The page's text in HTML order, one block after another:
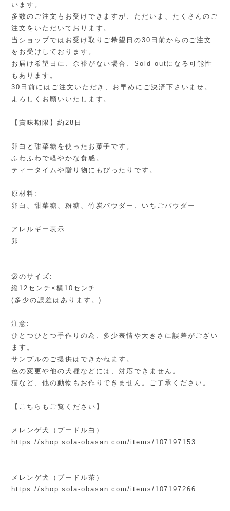
います。
多数のご注文もお受けできますが、ただいま、たくさんのご
注文をいただいております。
当ショップではお受け取りご希望日の30日前からのご注文
をお受けしております。
お届け希望日に、余裕がない場合、Sold outになる可能性
もあります。
30日前にはご注文いただき、お早めにご決済下さいませ。
よろしくお願いいたします。
【賞味期限】約28日
卵白と甜菜糖を使ったお菓子です。
ふわふわで軽やかな食感。
ティータイムや贈り物にもぴったりです。
原材料:
卵白、甜菜糖、粉糖、竹炭パウダー、いちごパウダー
アレルギー表示:
卵
袋のサイズ:
縦12センチ×横10センチ
(多少の誤差はあります。)
注意:
ひとつひとつ手作りの為、多少表情や大きさに誤差がござい
ます。
サンプルのご提供はできかねます。
色の変更や他の犬種などには、対応できません。
猫など、他の動物もお作りできません。ご了承ください。
【こちらもご覧ください】
メレンゲ犬（プードル白）
https://shop.sola-obasan.com/items/107197153
メレンゲ犬（プードル茶）
https://shop.sola-obasan.com/items/107197266